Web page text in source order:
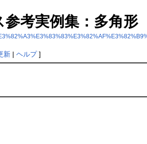
考実例集：多角形
新| ヘルプ]